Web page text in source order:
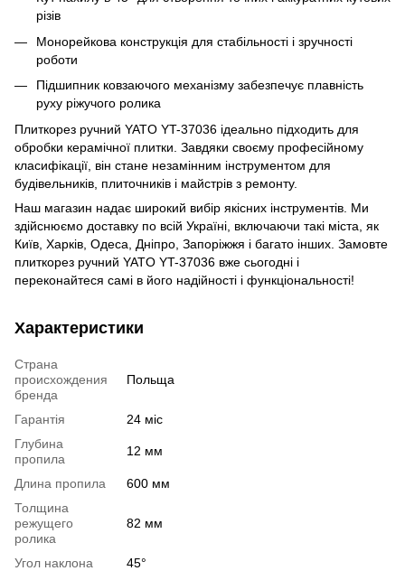
різів
Монорейкова конструкція для стабільності і зручності
роботи
Підшипник ковзаючого механізму забезпечує плавність
руху ріжучого ролика
Плиткорез ручний YATO YT-37036 ідеально підходить для
обробки керамічної плитки. Завдяки своєму професійному
класифікації, він стане незамінним інструментом для
будівельників, плиточників і майстрів з ремонту.
Наш магазин надає широкий вибір якісних інструментів. Ми
здійснюємо доставку по всій Україні, включаючи такі міста, як
Київ, Харків, Одеса, Дніпро, Запоріжжя і багато інших. Замовте
плиткорез ручний YATO YT-37036 вже сьогодні і
переконайтеся самі в його надійності і функціональності!
Характеристики
Страна
происхождения
бренда
Польща
Гарантія
24 міс
Глубина
пропила
12 мм
Длина пропила
600 мм
Толщина
режущего
ролика
82 мм
Угол наклона
45°